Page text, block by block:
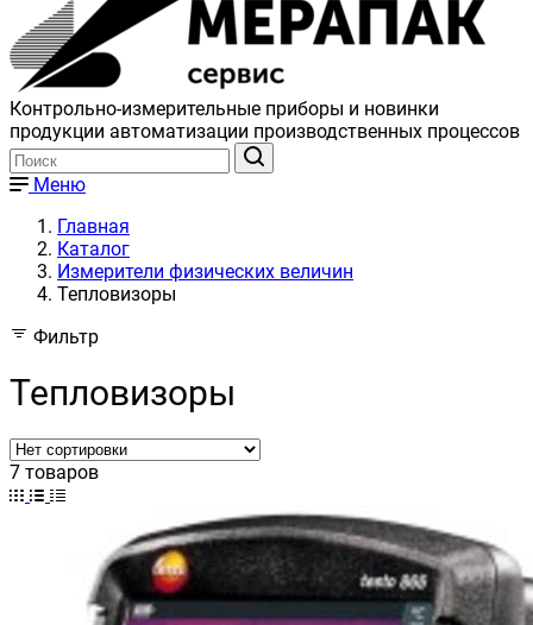
Контрольно-измерительные приборы и новинки
продукции автоматизации производственных процессов
Меню
Главная
Каталог
Измерители физических величин
Тепловизоры
Фильтр
Тепловизоры
7 товаров